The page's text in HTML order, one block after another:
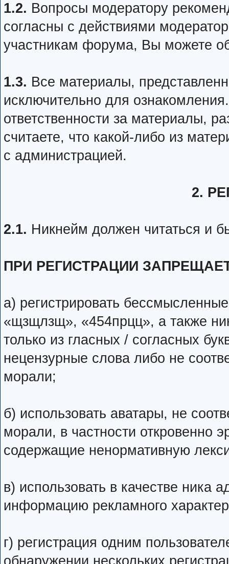
1.2. Вопросы модератору
согласны с действиями
участникам форума, Вы можете
1.3. Все материалы,
исключительно для
ответственности за материалы,
считаете, что какой-либо из
с администрацией.
2.
2.1. Никнейм должен читаться и
ПРИ РЕГИСТРАЦИИ
а) регистрировать
«щзщлзщ», «454прцц», а также
только из гласных / согласных
нецензурные слова либо не
морали;
б) использовать аватары, не
морали, в частности откровенно
содержащие ненормативную
в) использовать в качестве ника
информацию рекламного
г) регистрация одним
обнаружении нескольких